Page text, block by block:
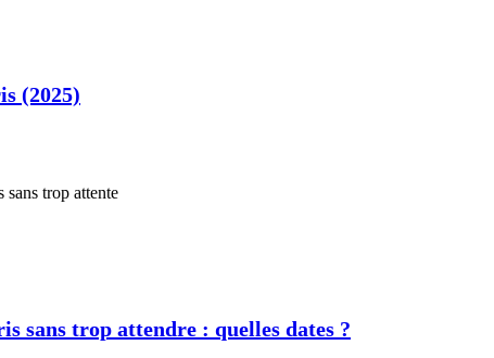
(2025)
sans trop attendre : quelles dates ?